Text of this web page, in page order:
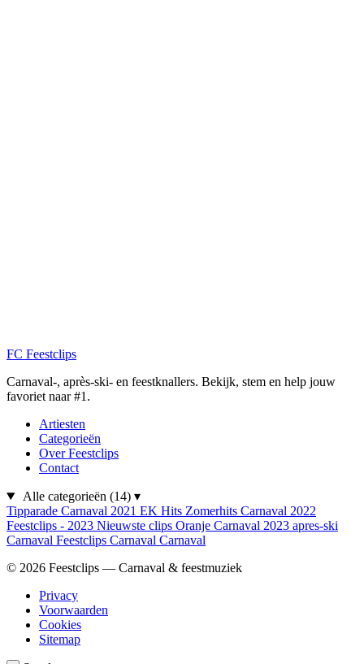
FC Feestclips
Carnaval-, après-ski- en feestknallers. Bekijk, stem en help jouw
favoriet naar #1.
Artiesten
Categorieën
Over Feestclips
Contact
Alle categorieën (14) ▾
Tipparade Carnaval 2021 EK Hits Zomerhits Carnaval 2022
Feestclips - 2023 Nieuwste clips Oranje Carnaval 2023 apres-ski
Carnaval Feestclips Carnaval Carnaval
© 2026 Feestclips — Carnaval & feestmuziek
Privacy
Voorwaarden
Cookies
Sitemap